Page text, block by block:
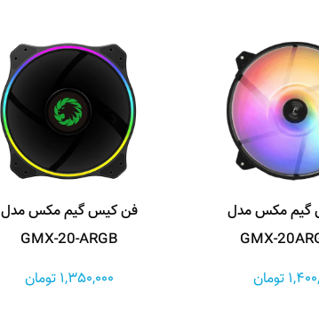
گیم مکس مدل
GMX-
تومان
فن کیس گیم مکس مدل
GMX-20-ARGB
1,350,000 تومان